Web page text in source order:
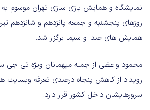
نمایشگاه و همایش بازی سازی تهران موسوم
روزهای پنجشنبه و جمعه پانزدهم و شانزدهم
همایش های صدا و سیما برگزار شد.
محمود واعظی از جمله میهمانان ویژه تی جی
رویداد از کاهش پنجاه درصدی تعرفه وبسایت
سرورهایشان داخل کشور قرار دارد.